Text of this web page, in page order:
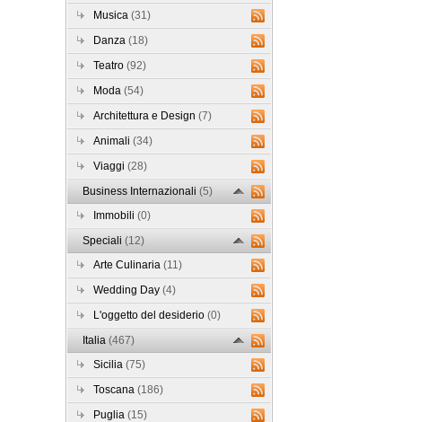
Musica(31)
Danza(18)
Teatro(92)
Moda(54)
Architettura e Design(7)
Animali(34)
Viaggi(28)
Business Internazionali(5)
Immobili(0)
Speciali(12)
Arte Culinaria(11)
Wedding Day(4)
L'oggetto del desiderio(0)
Italia(467)
Sicilia(75)
Toscana(186)
Puglia(15)